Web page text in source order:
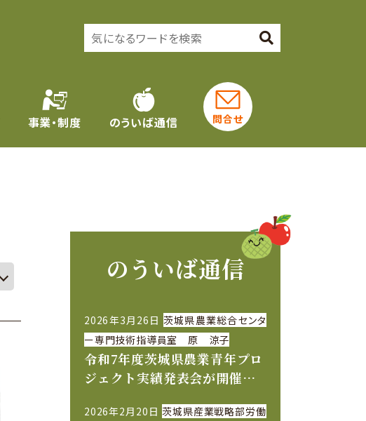
事業・制度 のういば通信 問合せ
のういば通信
2026年3月26日 茨城県農業総合センタ
ー専門技術指導員室 原 涼子
令和7年度茨城県農業青年プロ
ジェクト実績発表会が開催さ
2026年2月20日 茨城県産業戦略部労働